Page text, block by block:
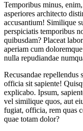
Temporibus minus,
asperiores architecto
accusantium! Similique
perspiciatis temporibus
quibusdam? Placeat
aperiam cum
nulla repudiandae
Recusandae
officia sit sapiente!
explicabo. Ipsum,
vel similique quos, aut
fugiat, officia, rem quas
quae totam dolor?